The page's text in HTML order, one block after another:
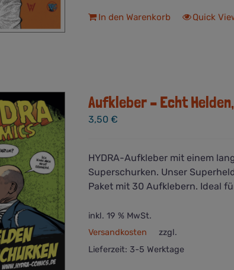
In den Warenkorb Quick
Aufkleber – Echt
3,50 €
HYDRA-Aufkleber mit einem
Superschurken. Unser
Paket mit 30 Aufklebern. Ideal
inkl. 19 % MwSt.
zzgl.
Versandkosten
Lieferzeit: 3-5 Werktage